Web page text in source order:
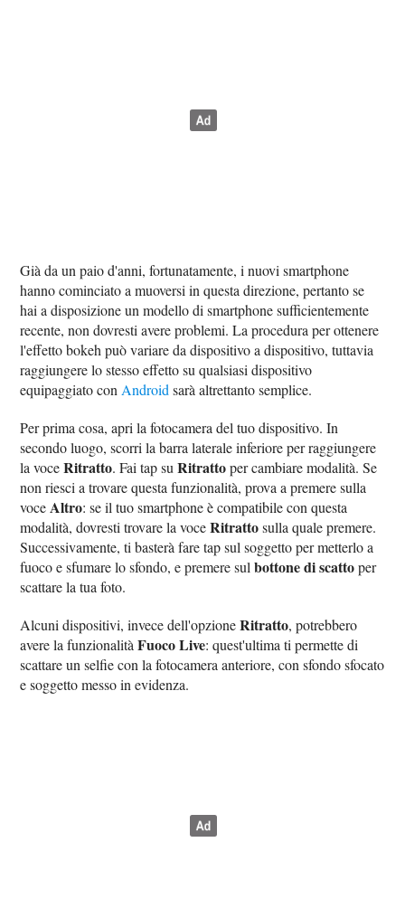
Già da un paio d'anni, fortunatamente, i nuovi smartphone
hanno cominciato a muoversi in questa direzione, pertanto se
hai a disposizione un modello di smartphone sufficientemente
recente, non dovresti avere problemi. La procedura per ottenere
l'effetto bokeh può variare da dispositivo a dispositivo, tuttavia
raggiungere lo stesso effetto su qualsiasi dispositivo
equipaggiato con Android sarà altrettanto semplice.
Per prima cosa, apri la fotocamera del tuo dispositivo. In
secondo luogo, scorri la barra laterale inferiore per raggiungere
la voceRitratto. Fai tap suRitrattoper cambiare modalità. Se
non riesci a trovare questa funzionalità, prova a premere sulla
voce Altro: se il tuo smartphone è compatibile con questa
modalità, dovresti trovare la voceRitrattosulla quale premere.
Successivamente, ti basterà fare tap sul soggetto per metterlo a
fuoco e sfumare lo sfondo, e premere sulbottone di scattoper
scattare la tua foto.
Alcuni dispositivi, invece dell'opzioneRitratto, potrebbero
avere la funzionalitàFuoco Live: quest'ultima ti permette di
scattare un selfie con la fotocamera anteriore, con sfondo sfocato
e soggetto messo in evidenza.